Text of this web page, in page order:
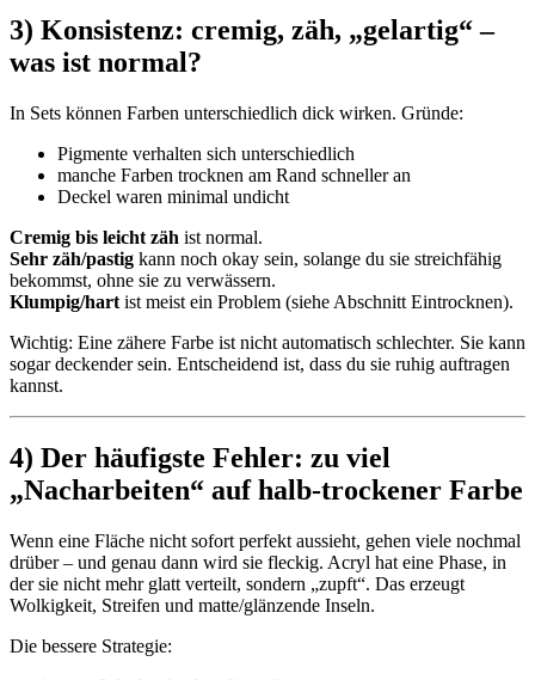
3) Konsistenz: cremig, zäh, „gelartig“ –
was ist normal?
In Sets können Farben unterschiedlich dick wirken. Gründe:
Pigmente verhalten sich unterschiedlich
manche Farben trocknen am Rand schneller an
Deckel waren minimal undicht
Cremig bis leicht zäh ist normal.
Sehr zäh/pastig kann noch okay sein, solange du sie streichfähig
bekommst, ohne sie zu verwässern.
Klumpig/hart ist meist ein Problem (siehe Abschnitt Eintrocknen).
Wichtig: Eine zähere Farbe ist nicht automatisch schlechter. Sie kann
sogar deckender sein. Entscheidend ist, dass du sie ruhig auftragen
kannst.
4) Der häufigste Fehler: zu viel
„Nacharbeiten“ auf halb-trockener Farbe
Wenn eine Fläche nicht sofort perfekt aussieht, gehen viele nochmal
drüber – und genau dann wird sie fleckig. Acryl hat eine Phase, in
der sie nicht mehr glatt verteilt, sondern „zupft“. Das erzeugt
Wolkigkeit, Streifen und matte/glänzende Inseln.
Die bessere Strategie: